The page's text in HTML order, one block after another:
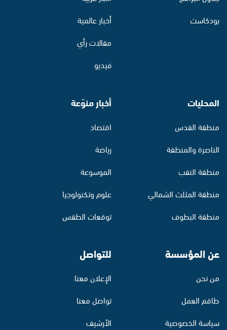
بودكاست
أخبار عالمية
مقالات رأي
فيديو
المحليات
منطقة القدس
الناصرة والمنطقة
منطقة النقب
منطقة المثلث الشمالي
منطقة البطوف
أخبار منوّعة
اقتصاد
رياضة
الموسوعة
علوم وتكنولوجيا
توقعات الطقس
عن المؤسسة
من نحن
طاقم العمل
سياسة الخصوصية
للتواصل
الإعلان معنا
تواصل معنا
الأرشيف